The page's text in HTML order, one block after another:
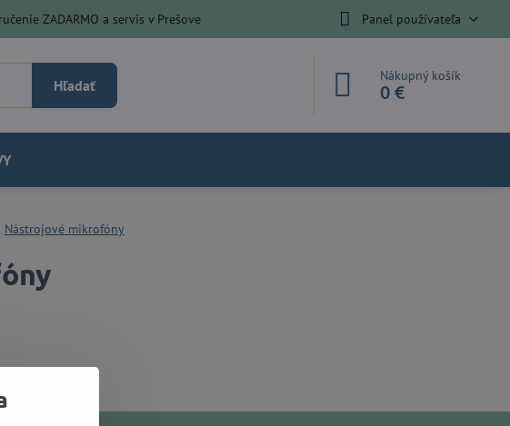
ZADARMO a servis v Prešove Panel používateľa
Hľadať
Nákupný košík
0 €
Nástrojové mikrofóny